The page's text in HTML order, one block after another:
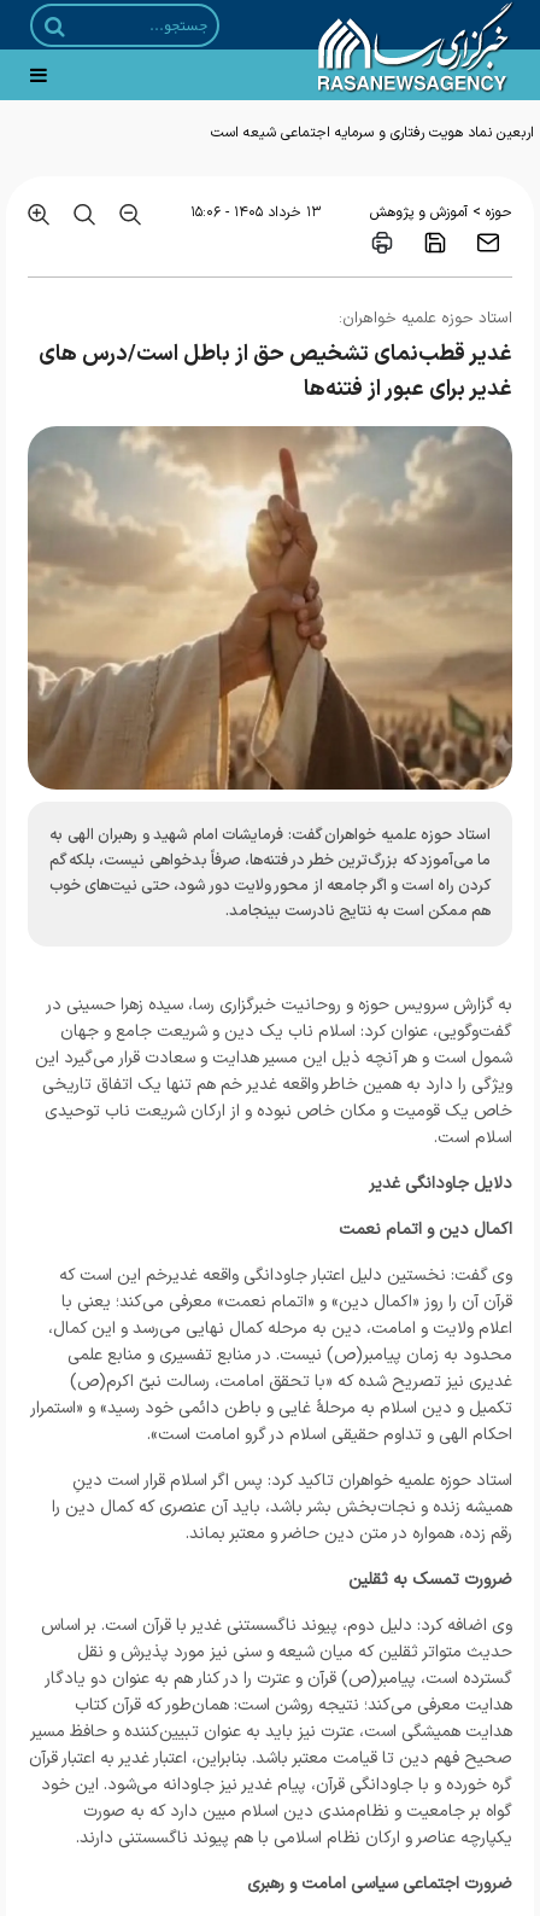
حوزه > آموزش و پژوهش ۱۳ خرداد ۱۴۰۵ - ۱۵:۰۶
استاد حوزه علمیه خواهران:
غدیر قطب‌نمای تشخیص حق از باطل است/درس های
غدیر برای عبور از فتنه‌ها
استاد حوزه علمیه خواهران گفت: فرمایشات امام شهید و رهبران الهی به
ما می‌آموزد که بزرگ‌ترین خطر در فتنه‌ها، صرفاً بدخواهی نیست، بلکه گم
کردن راه است و اگر جامعه از محور ولایت دور شود، حتی نیت‌های خوب
هم ممکن است به نتایج نادرست بینجامد.
به گزارش سرویس حوزه و روحانیت خبرگزاری رسا، سیده زهرا حسینی در
گفت‌وگویی، عنوان کرد: اسلام ناب یک دین و شریعت جامع و جهان
شمول است و هر آنچه ذیل این مسیر هدایت و سعادت قرار می‌گیرد این
ویژگی را دارد به همین خاطر واقعه غدیر خم هم تنها یک اتفاق تاریخی
خاص یک قومیت و مکان خاص نبوده و از ارکان شریعت ناب توحیدی
اسلام است.
دلایل جاودانگی غدیر
اکمال دین و اتمام نعمت
وی گفت: نخستین دلیل اعتبار جاودانگی واقعه غدیرخم این است که
قرآن آن را روز «اکمال دین» و «اتمام نعمت» معرفی می‌کند؛ یعنی با
اعلام ولایت و امامت، دین به مرحله کمال نهایی می‌رسد و این کمال،
محدود به زمان پیامبر(ص) نیست. در منابع تفسیری و منابع علمی
غدیری نیز تصریح شده که «با تحقق امامت، رسالت نبیّ اکرم(ص)
تکمیل و دین اسلام به مرحلۀ غایی و باطن دائمی خود رسید» و «استمرار
احکام الهی و تداوم حقیقی اسلام در گرو امامت است».
استاد حوزه علمیه خواهران تاکید کرد: پس اگر اسلام قرار است دینِ
همیشه زنده و نجات‌بخش بشر باشد، باید آن عنصری که کمال دین را
رقم زده، همواره در متن دین حاضر و معتبر بماند.
ضرورت تمسک به ثقلین
وی اضافه کرد: دلیل دوم، پیوند ناگسستنی غدیر با قرآن است. بر اساس
حدیث متواتر ثقلین که میان شیعه و سنی نیز مورد پذیرش و نقل
گسترده است، پیامبر(ص) قرآن و عترت را در کنار هم به عنوان دو یادگار
هدایت معرفی می‌کند؛ نتیجه روشن است: همان‌طور که قرآن کتاب
هدایت همیشگی است، عترت نیز باید به عنوان تبیین‌کننده و حافظ مسیر
صحیح فهم دین تا قیامت معتبر باشد. بنابراین، اعتبار غدیر به اعتبار قرآن
گره خورده و با جاودانگی قرآن، پیام غدیر نیز جاودانه می‌شود. این خود
گواه بر جامعیت و نظام‌مندی دین اسلام مبین دارد که به صورت
یکپارچه عناصر و ارکان نظام اسلامی با هم پیوند ناگسستنی دارند.
ضرورت اجتماعی سیاسی امامت و رهبری